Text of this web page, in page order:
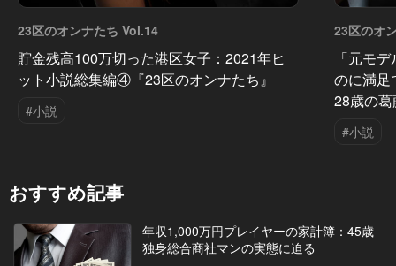
23区のオンナたち Vol.14
貯金残高100万切った港区女子：2021年ヒ
ット小説総集編④『23区のオンナたち』
#小説
23区のオ
「元モ
のに満
28歳の
#小説
おすすめ記事
年収1,000万円プレイヤーの家計簿：45歳
独身総合商社マンの実態に迫る